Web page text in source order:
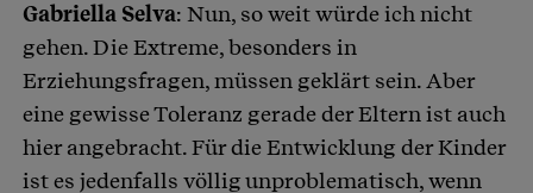
Gabriella Selva: Nun, so weit würde ich nicht
gehen. Die Extreme, besonders in
Erziehungsfragen, müssen geklärt sein. Aber
eine gewisse Toleranz gerade der Eltern ist auch
hier angebracht. Für die Entwicklung der Kinder
ist es jedenfalls völlig unproblematisch, wenn